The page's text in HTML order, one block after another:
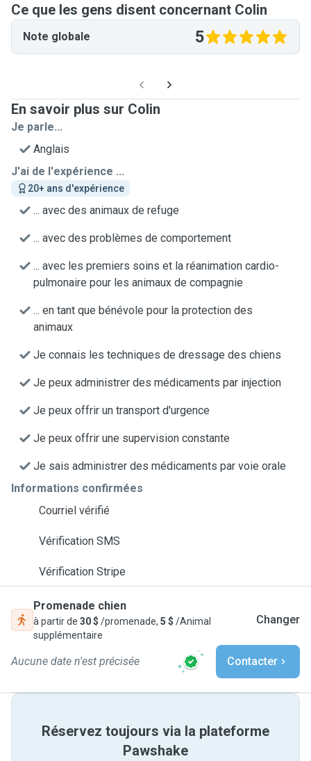
Ce que les gens disent concernant Colin
Note globale 5
En savoir plus sur Colin
Je parle...
Anglais
J'ai de l'expérience ...
20+ ans d'expérience
... avec des animaux de refuge
... avec des problèmes de comportement
... avec les premiers soins et la réanimation cardio-
pulmonaire pour les animaux de compagnie
... en tant que bénévole pour la protection des
animaux
Je connais les techniques de dressage des chiens
Je peux administrer des médicaments par injection
Je peux offrir un transport d'urgence
Je peux offrir une supervision constante
Je sais administrer des médicaments par voie orale
Informations confirmées
Courriel vérifié
Vérification SMS
Vérification Stripe
Promenade chien
à partir de 30 $ /promenade, 5 $ /Animal
supplémentaire
Changer
Aucune date n'est précisée Contacter
Réservez toujours via la plateforme
Pawshake